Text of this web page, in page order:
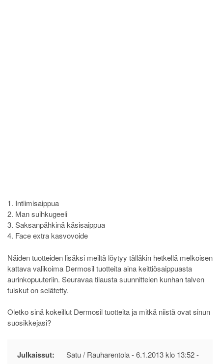
1. Intiimisaippua
2. Man suihkugeeli
3. Saksanpähkinä käsisaippua
4. Face extra kasvovoide
Näiden tuotteiden lisäksi meiltä löytyy tälläkin hetkellä melkoisen
kattava valikoima Dermosil tuotteita aina keittiösaippuasta
aurinkopuuteriin. Seuravaa tilausta suunnittelen kunhan talven
tuiskut on selätetty.
Oletko sinä kokeillut Dermosil tuotteita ja mitkä niistä ovat sinun
suosikkejasi?
Julkaissut: Satu / Rauharentola -6.1.2013 klo 13:52-